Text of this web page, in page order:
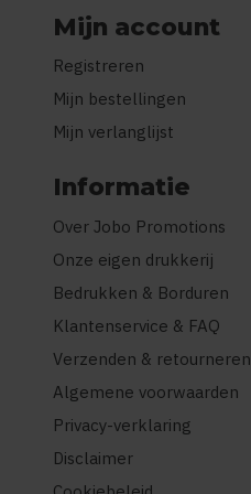
Mijn account
Registreren
Mijn bestellingen
Mijn verlanglijst
Informatie
Over Jobo Promotions
Onze eigen drukkerij
Bedrukken & Borduren
Klantenservice & FAQ
Verzenden & retourneren
Algemene voorwaarden
Privacy-verklaring
Disclaimer